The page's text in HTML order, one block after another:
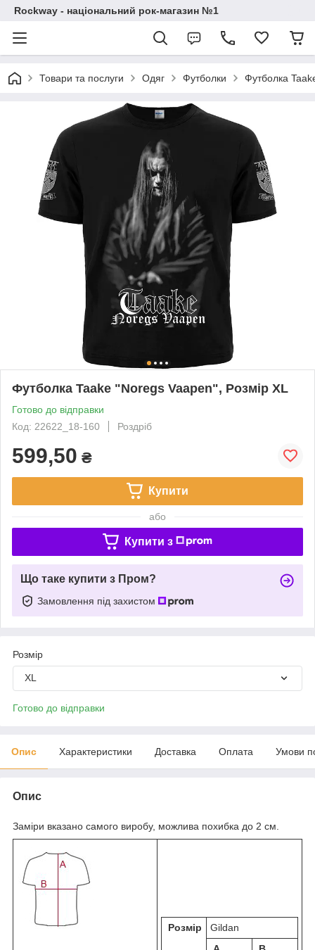
Rockway - національний рок-магазин №1
Товари та послуги Одяг Футболки Футболка
Футболка Taake "Noregs Vaapen", Розмір XL
Готово до відправки
Код: 22622_18-160
Роздріб
599,50 ₴
Купити
або
Купити з
Що таке купити з Пром?
Замовлення під захистом
Розмір
XL
Готово до відправки
Опис Характеристики Доставка Оплата Умови
Опис
Заміри вказано самого виробу, можлива похибка до 2 см.
Розмір
Gildan